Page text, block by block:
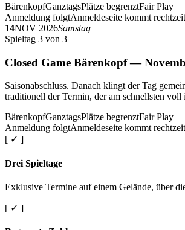
BärenkopfGanztagsPlätze begrenztFair Play
Anmeldung folgtAnmeldeseite kommt
14NOV 2026Samstag
Spieltag 3 von 3
Closed Game Bärenkopf —
Saisonabschluss. Danach klingt der Tag
traditionell der Termin, der am schnellsten voll
BärenkopfGanztagsPlätze begrenztFair Play
Anmeldung folgtAnmeldeseite kommt
[ ✓ ]
Drei Spieltage
Exklusive Termine auf einem Gelände, über
[ ✓ ]